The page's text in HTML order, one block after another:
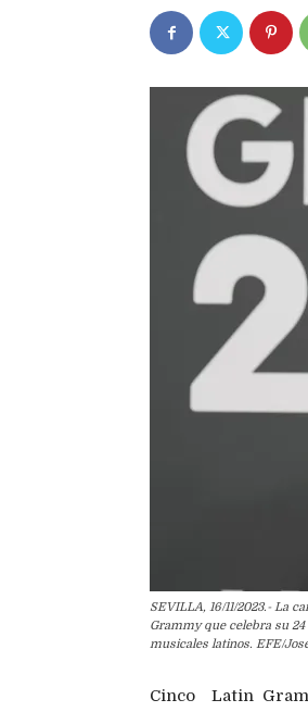
SEVILLA, 16/11/2023.- La
Grammy que celebra su
musicales latinos. EFE/
Cinco Latin